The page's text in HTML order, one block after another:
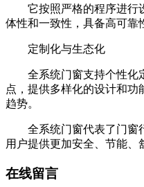
它按照严格的程序进行
体性和一致性，具备高可靠
定制化与生态化‌
全系统门窗支持个性化
点，提供多样化的设计和功
趋势‌。
全系统门窗代表了门窗
用户提供更加安全、节能、
在线留言